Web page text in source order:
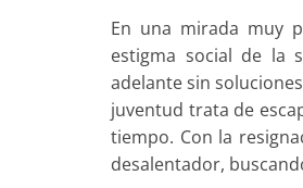
En una mirada muy
estigma social de la
adelante sin
juventud trata de
tiempo. Con la
desalentador,